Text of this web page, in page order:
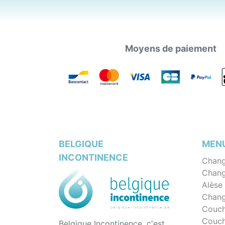
Moyens de paiement
BELGIQUE
INCONTINENCE
Alèse